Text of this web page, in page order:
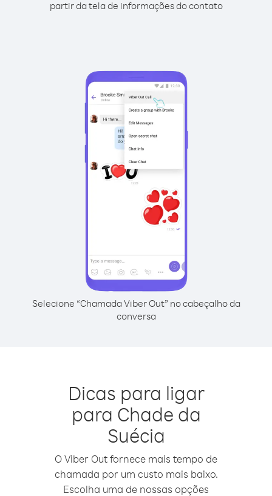
partir da tela de informações do contato
Selecione “Chamada Viber Out” no cabeçalho da
conversa
Dicas para ligar
para Chade da
Suécia
O Viber Out fornece mais tempo de
chamada por um custo mais baixo.
Escolha uma de nossas opções